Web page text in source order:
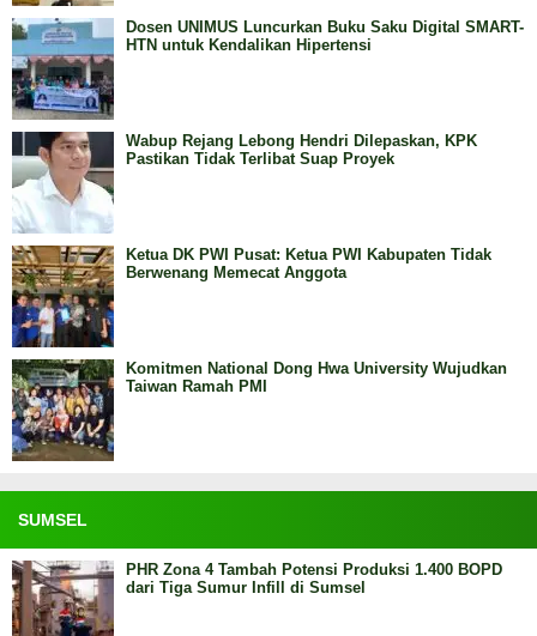
Dosen UNIMUS Luncurkan Buku Saku Digital SMART-
HTN untuk Kendalikan Hipertensi
Wabup Rejang Lebong Hendri Dilepaskan, KPK
Pastikan Tidak Terlibat Suap Proyek
Ketua DK PWI Pusat: Ketua PWI Kabupaten Tidak
Berwenang Memecat Anggota
Komitmen National Dong Hwa University Wujudkan
Taiwan Ramah PMI
SUMSEL
PHR Zona 4 Tambah Potensi Produksi 1.400 BOPD
dari Tiga Sumur Infill di Sumsel